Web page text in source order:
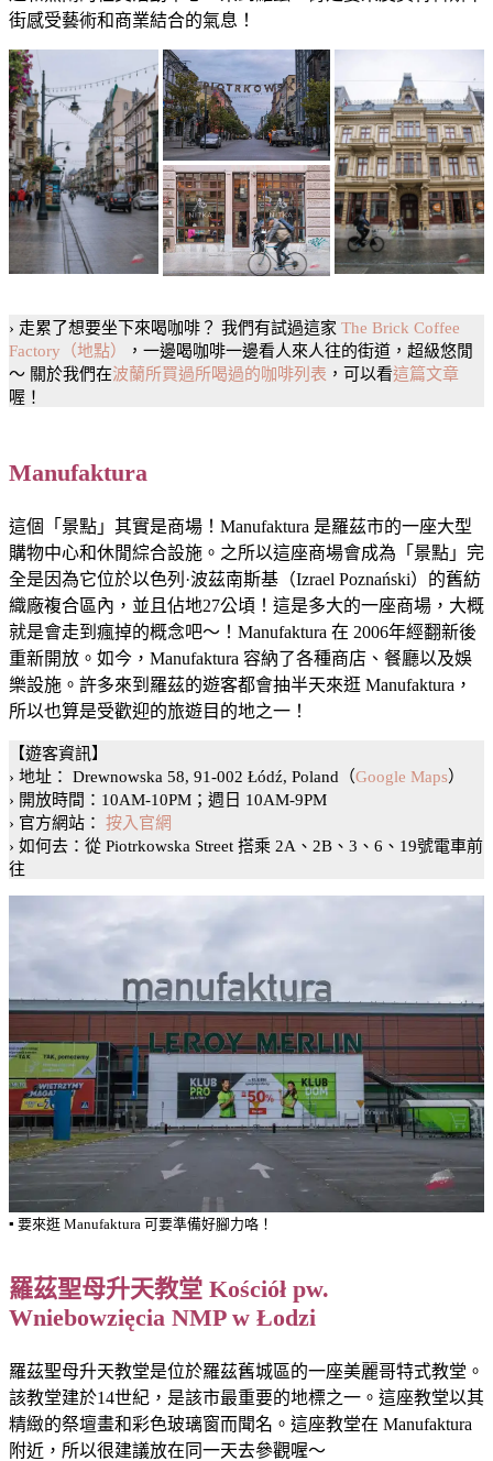
街感受藝術和商業結合的氣息！
› 走累了想要坐下來喝咖啡？ 我們有試過這家 The Brick Coffee
Factory（地點）
，一邊喝咖啡一邊看人來人往的街道，超級悠閒
～ 關於我們在波蘭所買過所喝過的咖啡列表 ，可以看這篇文章
喔！
Manufaktura
這個「景點」其實是商場！Manufaktura 是羅茲市的一座大型
購物中心和休閒綜合設施。之所以這座商場會成為「景點」完
全是因為它位於以色列·波茲南斯基（Izrael Poznański）的舊紡
織廠複合區內，並且佔地27公頃！這是多大的一座商場，大概
就是會走到瘋掉的概念吧～！Manufaktura 在 2006年經翻新後
重新開放。如今，Manufaktura 容納了各種商店、餐廳以及娛
樂設施。許多來到羅茲的遊客都會抽半天來逛 Manufaktura，
所以也算是受歡迎的旅遊目的地之一！
【遊客資訊】
› 地址： Drewnowska 58, 91-002 Łódź, Poland（Google Maps）
› 開放時間：10AM-10PM；週日 10AM-9PM
› 官方網站： 按入官網
› 如何去：從 Piotrkowska Street 搭乘 2A、2B、3、6、19號電車前
往
▪️ 要來逛 Manufaktura 可要準備好腳力咯！
羅茲聖母升天教堂 Kościół pw.
Wniebowzięcia NMP w Łodzi
羅茲聖母升天教堂是位於羅茲舊城區的一座美麗哥特式教堂。
該教堂建於14世紀，是該市最重要的地標之一。這座教堂以其
精緻的祭壇畫和彩色玻璃窗而聞名。這座教堂在 Manufaktura
附近，所以很建議放在同一天去參觀喔～